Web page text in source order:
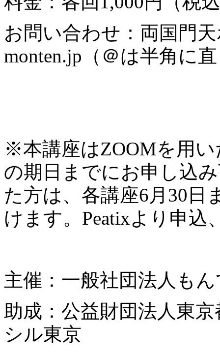
お問い合わせ：両国門
monten.jp（＠は半角に
※本講座はZOOMを用
の期日までにお申し込
た方は、各講座6月30日
けます。Peatixより申込
主催：一般社団法人も
助成：公益財団法人東
シル東京